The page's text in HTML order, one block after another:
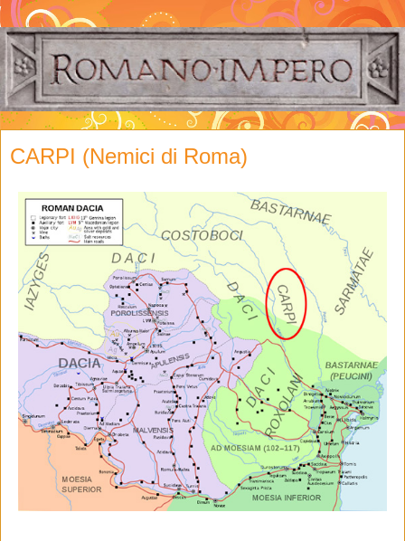
CARPI (Nemici di Roma)